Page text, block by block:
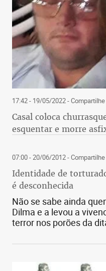
17:42 - 19/05/2022- Compartilhe
Casal coloca
esquentar e morre
07:00 - 20/06/2012- Compartilhe
Identidade de
é desconhecida
Não se sabe ainda
Dilma e a levou a
terror nos porões da